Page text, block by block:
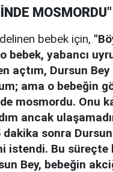
MOSMORDU"
bebek için,
bebek, yabancı
açtım, Dursun
ama o bebeğin
mosmordu. Onu
ancak
dakika sonra
istendi. Bu
Bey, bebeğin